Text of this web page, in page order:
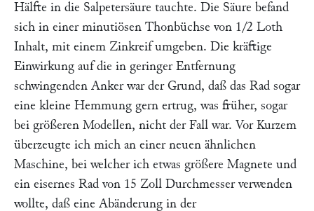
Hälfte in die Salpetersäure tauchte. Die Säure befand
sich in einer minutiösen Thonbüchse von 1/2 Loth
Inhalt, mit einem Zinkreif umgeben. Die kräftige
Einwirkung auf die in geringer Entfernung
schwingenden Anker war der Grund, daß das Rad sogar
eine kleine Hemmung gern ertrug, was früher, sogar
bei größeren Modellen, nicht der Fall war. Vor Kurzem
überzeugte ich mich an einer neuen ähnlichen
Maschine, bei welcher ich etwas größere Magnete und
ein eisernes Rad von 15 Zoll Durchmesser verwenden
wollte, daß eine Abänderung in der